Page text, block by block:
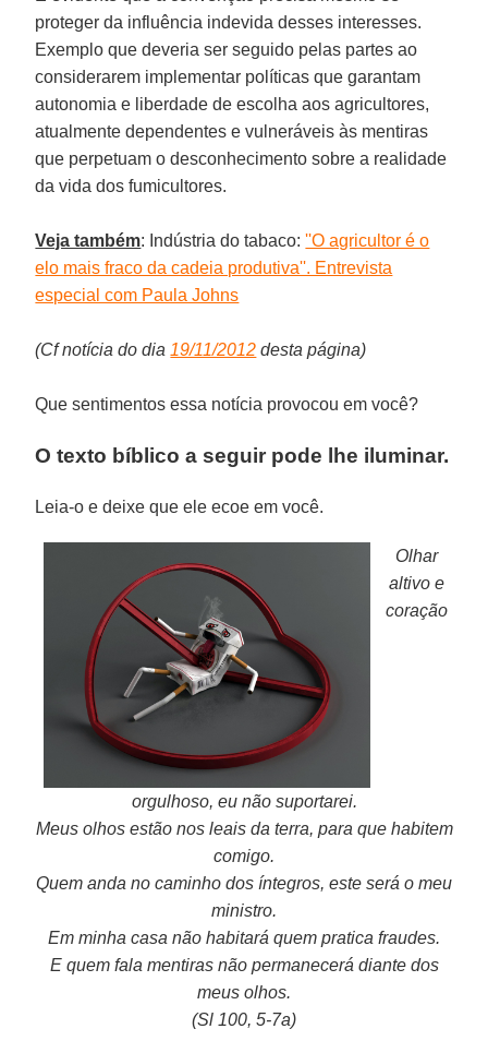
proteger da influência indevida desses interesses.
Exemplo que deveria ser seguido pelas partes ao
considerarem implementar políticas que garantam
autonomia e liberdade de escolha aos agricultores,
atualmente dependentes e vulneráveis às mentiras
que perpetuam o desconhecimento sobre a realidade
da vida dos fumicultores.
Veja também: Indústria do tabaco:''O agricultor é o
elo mais fraco da cadeia produtiva''. Entrevista
especial com Paula Johns
(Cf notícia do dia 19/11/2012 desta página)
Que sentimentos essa notícia provocou em você?
O texto bíblico a seguir pode lhe iluminar.
Leia-o e deixe que ele ecoe em você.
Olhar
altivo e
coração
orgulhoso, eu não suportarei.
Meus olhos estão nos leais da terra, para que habitem
comigo.
Quem anda no caminho dos íntegros, este será o meu
ministro.
Em minha casa não habitará quem pratica fraudes.
E quem fala mentiras não permanecerá diante dos
meus olhos.
(Sl 100, 5-7a)